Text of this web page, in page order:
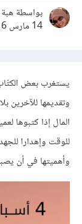
بواسطة
14 مارس 2016
يستغرب بعض
وتقديمها للآخرين
المال إذا كتبوها
للوقت وإهدارا
وأهميتها في أن